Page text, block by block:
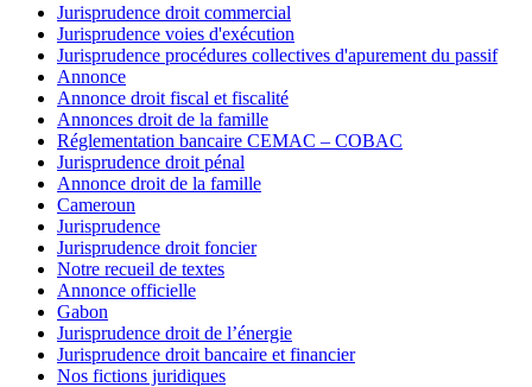
Jurisprudence droit commercial
Jurisprudence voies d'exécution
Jurisprudence procédures collectives d'apurement du passif
Annonce
Annonce droit fiscal et fiscalité
Annonces droit de la famille
Réglementation bancaire CEMAC – COBAC
Jurisprudence droit pénal
Annonce droit de la famille
Cameroun
Jurisprudence
Jurisprudence droit foncier
Notre recueil de textes
Annonce officielle
Gabon
Jurisprudence droit de l’énergie
Jurisprudence droit bancaire et financier
Nos fictions juridiques